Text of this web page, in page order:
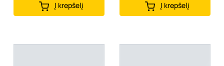
Į krepšelį Į krepšelį